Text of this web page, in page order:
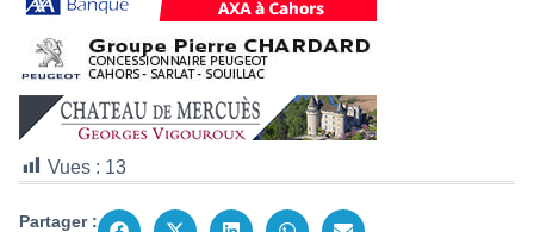
Vues : 13
Partager :